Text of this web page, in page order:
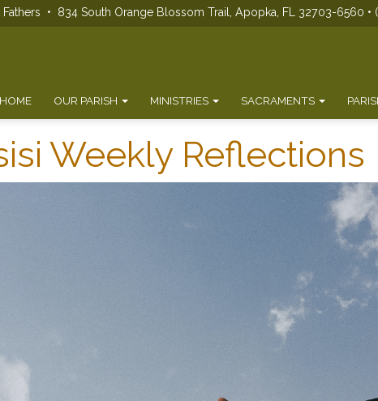
• 834 South Orange Blossom Trail, Apopka, FL 32703-6560 •
HOME OUR PARISH MINISTRIES SACRAMENTS
Weekly Reflections